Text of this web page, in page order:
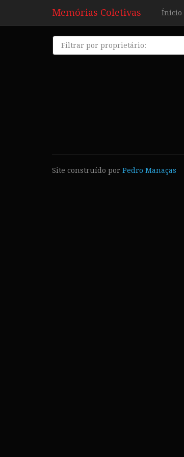
Memórias Coletivas Ínicio
Proprietário
Site construído por Pedro Manaças